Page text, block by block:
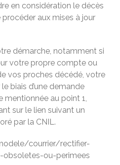
en considération le décès
aux mises à jour
démarche, notamment si
votre propre compte ou
vos proches décédé, votre
biais d’une demande
mentionnée au point 1,
sur le lien suivant un
par la CNIL.
courrier/rectifier-
obsoletes-ou-perimees